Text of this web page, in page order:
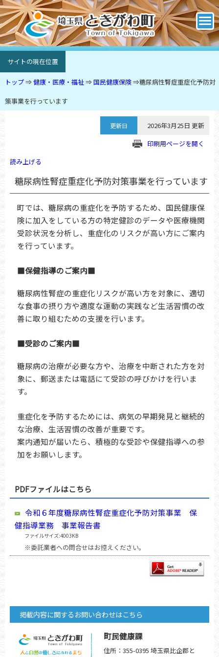
サイトの現在位置
トップ⇒健康・医療・福祉⇒国民健康保険⇒糖尿病性腎症重症化予防対
策事業を行っています
更新日
2026年3月25日 更新
印刷用ページを開く
読み上げる
糖尿病性腎症重症化予防対策事業を行っています
町では、糖尿病の重症化を予防するため、国民健康保
険に加入をしている方の特定健診のデータや医療機関
受診状況を分析し、重症化のリスクが高い方にご案内
を行っています。
■保健指導のご案内■
糖尿病性腎症の重症化リスクが高い方を対象に、適切
な食事の摂り方や適度な運動の実践など生活習慣の改
善に取り組むための支援を行います。
■受診のご案内■
糖尿病の治療が必要な方や、治療を中断された方を対
象に、郵送または電話にて受診の呼びかけを行いま
す。
重症化を予防するためには、病気の早期発見と継続的
な治療、生活習慣の改善が重要です。
案内通知が届いたら、積極的な受診や保健指導への参
加をお願いします。
PDFファイルはこちら
令和６年度糖尿病性腎症重症化予防対策事業 保
健指導業務 事業報告書
ファイルサイズ:4003KB
※委託業者への問合せはお控えください。
掲載内容に関するお問い合わせはこちら
町民健康課
住所：355-0395 埼玉県比企郡と